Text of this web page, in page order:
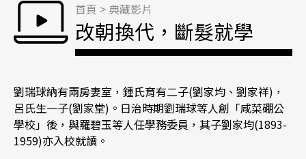
首頁 > 典藏影片
改朝換代，斷髮就學
劉瑞球納有兩房妻室，鍾氏育有二子(劉家均、劉家祥)，
呂氏生一子(劉家堂)。日治時期劉瑞球等人創「咸菜硼公
學校」後，與羅碧玉等人任學務委員，其子劉家均(1893-
1959)亦入校就讀。